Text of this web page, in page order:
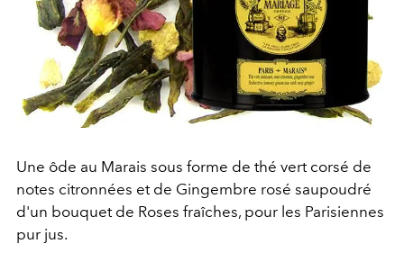
Une ôde au Marais sous forme de thé vert corsé de
notes citronnées et de Gingembre rosé saupoudré
d'un bouquet de Roses fraîches, pour les Parisiennes
pur jus.